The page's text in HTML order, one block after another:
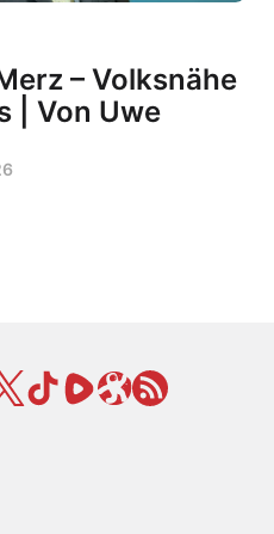
– Volksnähe
| Von Uwe